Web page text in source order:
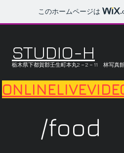
このホームページは
STUDIO-H
栃木県下都賀郡壬生町本丸2－2－11 林写真
ONLINE
/food